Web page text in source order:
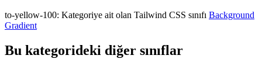
to-yellow-100: Kategoriye ait olan Tailwind CSS sınıfı Background
Gradient
Bu kategorideki diğer sınıflar